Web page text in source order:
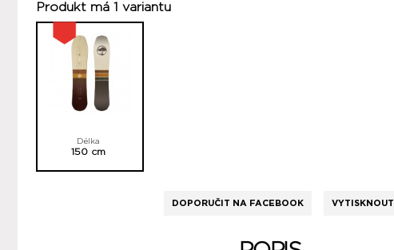
Produkt má 1 variantu
Délka
150 cm
DOPORUČIT NA FACEBOOK VYTISKNOUT